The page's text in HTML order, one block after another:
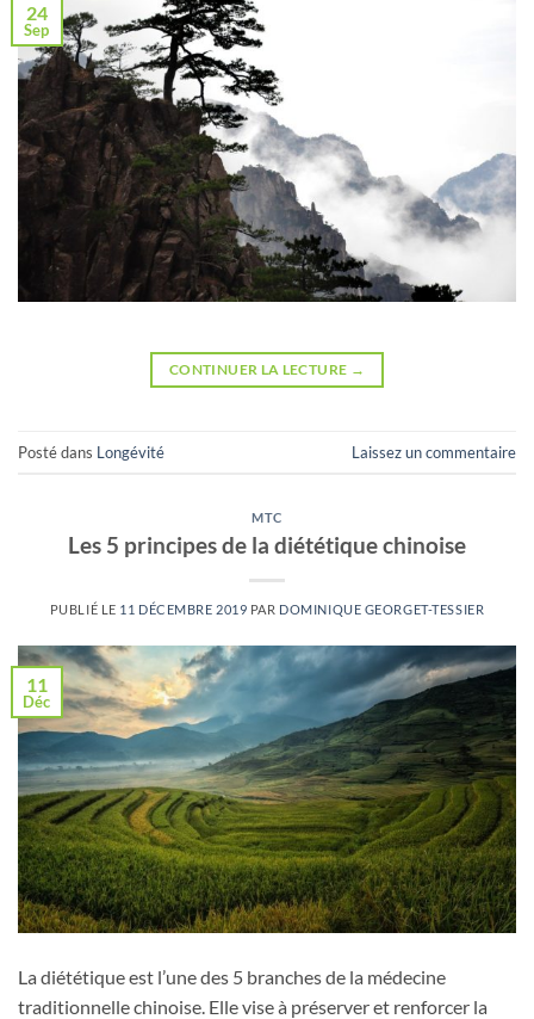
24
Sep
CONTINUER LA LECTURE →
Posté dans Longévité Laissez un commentaire
MTC
Les 5 principes de la diététique chinoise
PUBLIÉ LE 11 DÉCEMBRE 2019 PAR DOMINIQUE GEORGET-TESSIER
11
Déc
La diététique est l’une des 5 branches de la médecine
traditionnelle chinoise. Elle vise à préserver et renforcer la